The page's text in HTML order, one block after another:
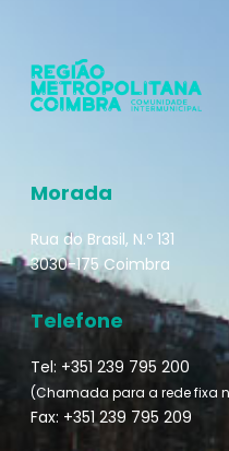
Morada
Rua do Brasil, N.º 131
3030-175 Coimbra
Telefone
Tel: +351 239 795 200
(Chamada para a rede fixa
Fax: +351 239 795 209